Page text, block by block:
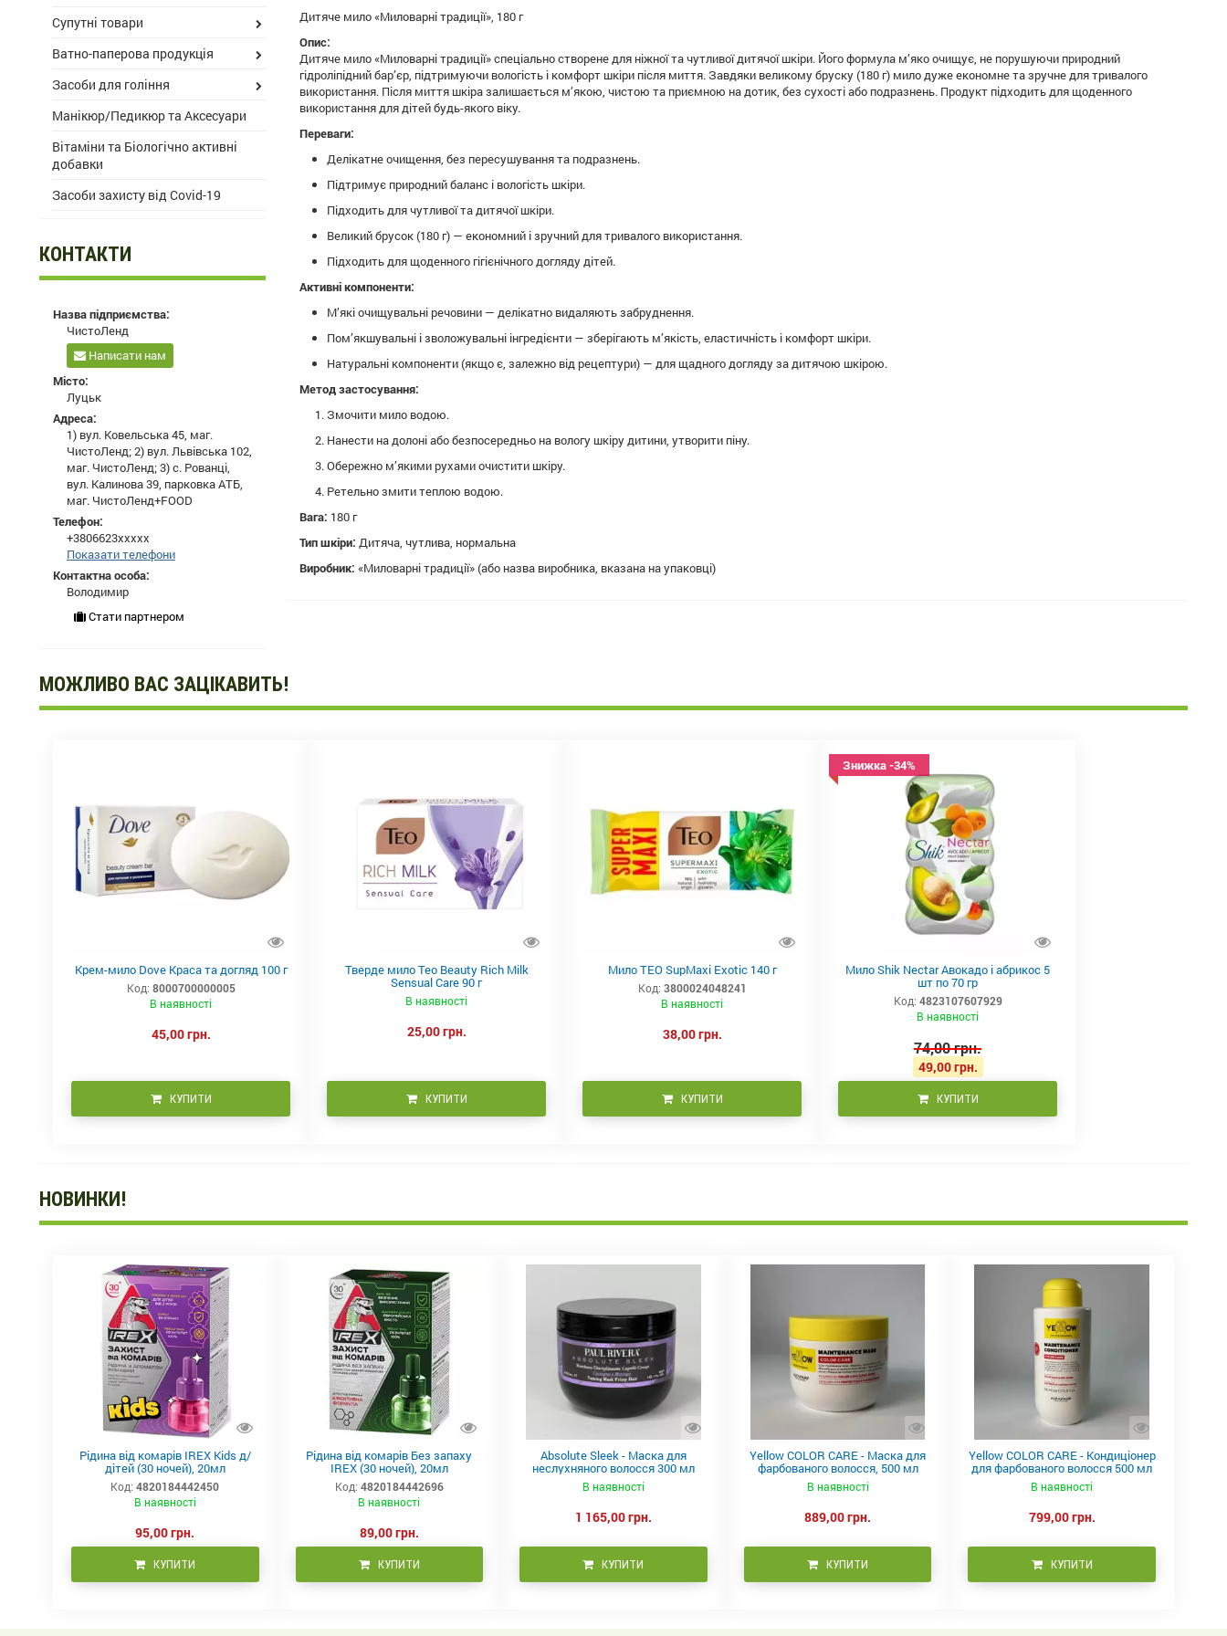
Дитяче мило «Миловарні традиції», 180 г
Опис:
Дитяче мило «Миловарні традиції» спеціально створене для ніжної та чутливої дитячої шкіри. Його формула м’яко очищує, не порушуючи природний
гідроліпідний бар’єр, підтримуючи вологість і комфорт шкіри після миття. Завдяки великому бруску (180 г) мило дуже економне та зручне для тривалого
використання. Після миття шкіра залишається м’якою, чистою та приємною на дотик, без сухості або подразнень. Продукт підходить для щоденного
використання для дітей будь-якого віку.
Переваги:
Делікатне очищення, без пересушування та подразнень.
Підтримує природний баланс і вологість шкіри.
Підходить для чутливої та дитячої шкіри.
Великий брусок (180 г) — економний і зручний для тривалого використання.
Підходить для щоденного гігієнічного догляду дітей.
Активні компоненти:
М’які очищувальні речовини — делікатно видаляють забруднення.
Пом’якшувальні і зволожувальні інгредієнти — зберігають м’якість, еластичність і комфорт шкіри.
Натуральні компоненти (якщо є, залежно від рецептури) — для щадного догляду за дитячою шкірою.
Метод застосування:
Змочити мило водою.
Нанести на долоні або безпосередньо на вологу шкіру дитини, утворити піну.
Обережно м’якими рухами очистити шкіру.
Ретельно змити теплою водою.
Вага: 180 г
Тип шкіри: Дитяча, чутлива, нормальна
Виробник: «Миловарні традиції» (або назва виробника, вказана на упаковці)
Супутні товари
Ватно-паперова продукція
Засоби для гоління
Манікюр/Педикюр та Аксесуари
Вітаміни та Біологічно активні
добавки
Засоби захисту від Covid-19
КОНТАКТИ
Назва підприємства:
ЧистоЛенд
Написати нам
Місто:
Луцьк
Адреса:
1) вул. Ковельська 45, маг.
ЧистоЛенд; 2) вул. Львівська 102,
маг. ЧистоЛенд; 3) с. Рованці,
вул. Калинова 39, парковка АТБ,
маг. ЧистоЛенд+FOOD
Телефон:
+3806623xxxxx
Показати телефони
Контактна особа:
Володимир
Стати партнером
МОЖЛИВО ВАС ЗАЦІКАВИТЬ!
Крем-мило Dove Краса та догляд 100 г
Код: 8000700000005
В наявності
45,00 грн.
КУПИТИ
Тверде мило Teo Beauty Rich Milk
Sensual Care 90 г
В наявності
25,00 грн.
КУПИТИ
Мило TEO SupMaxi Exotic 140 г
Код: 3800024048241
В наявності
38,00 грн.
КУПИТИ
Знижка -34%
Мило Shik Nectar Авокадо і абрикос 5
шт по 70 гр
Код: 4823107607929
В наявності
74,00 грн.
49,00 грн.
КУПИТИ
НОВИНКИ!
Рідина від комарів IREX Kids д/
дітей (30 ночей), 20мл
Код: 4820184442450
В наявності
95,00 грн.
КУПИТИ
Рідина від комарів Без запаху
IREX (30 ночей), 20мл
Код: 4820184442696
В наявності
89,00 грн.
КУПИТИ
Absolute Sleek - Маска для
неслухняного волосся 300 мл
В наявності
1 165,00 грн.
КУПИТИ
Yellow COLOR CARE - Маска для
фарбованого волосся, 500 мл
В наявності
889,00 грн.
КУПИТИ
Yellow COLOR CARE - Кондиціонер
для фарбованого волосся 500 мл
В наявності
799,00 грн.
КУПИТИ